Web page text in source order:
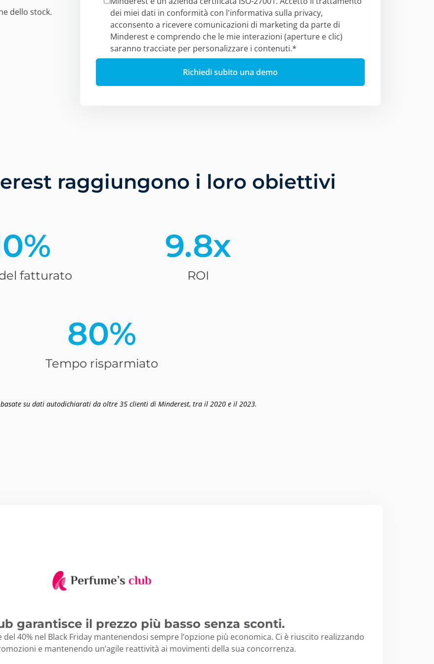
dello stock.
dei miei dati in conformità con l'informativa sulla privacy,
acconsento a ricevere comunicazioni di marketing da parte di
Minderest e comprendo che le mie interazioni (aperture e clic)
saranno tracciate per personalizzare i contenuti.*
raggiungono i loro obiettivi
fatturato
9.8x
ROI
80%
Tempo risparmiato
basate su dati autodichiarati da oltre 35 clienti di Minderest, tra il 2020 e il 2023.
garantisce il prezzo più basso senza sconti.
40% nel Black Friday mantenendosi sempre l’opzione più economica. Ci è riuscito realizzando
e mantenendo un’agile reattività ai movimenti della sua concorrenza.